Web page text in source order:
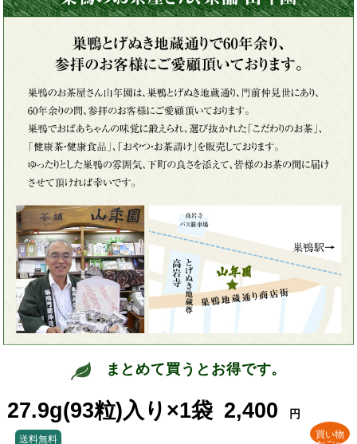
まとめて買うとお得です。
27.9g(93粒)入り×1袋 2,400 円
買い物
送料無料